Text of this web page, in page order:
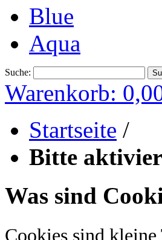
Blue
Aqua
Suche:
Warenkorb:
Startseite /
Bitte
Was sind
Cookies sind kleine